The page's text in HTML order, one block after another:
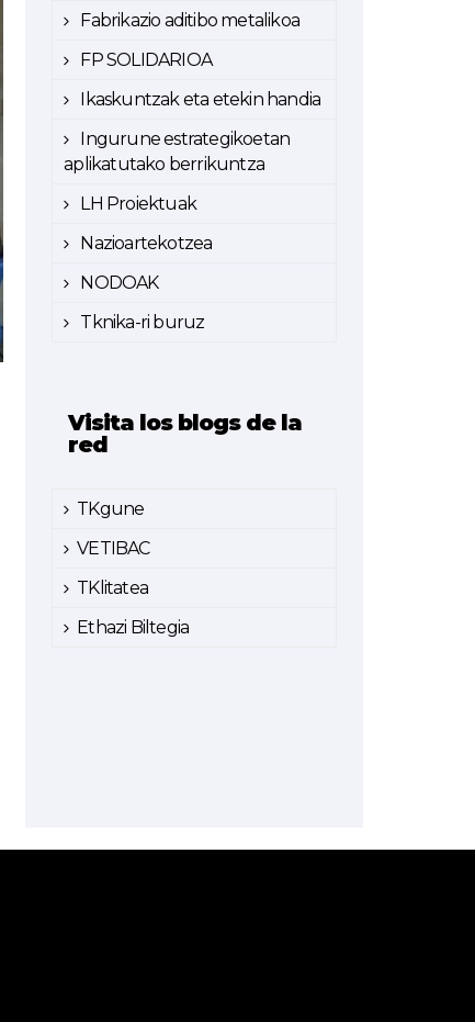
Fabrikazio aditibo metalikoa
FP SOLIDARIOA
Ikaskuntzak eta etekin handia
Ingurune estrategikoetan
aplikatutako berrikuntza
LH Proiektuak
Nazioartekotzea
NODOAK
Tknika-ri buruz
Visita los blogs de la
red
TKgune
VETIBAC
TKlitatea
Ethazi Biltegia